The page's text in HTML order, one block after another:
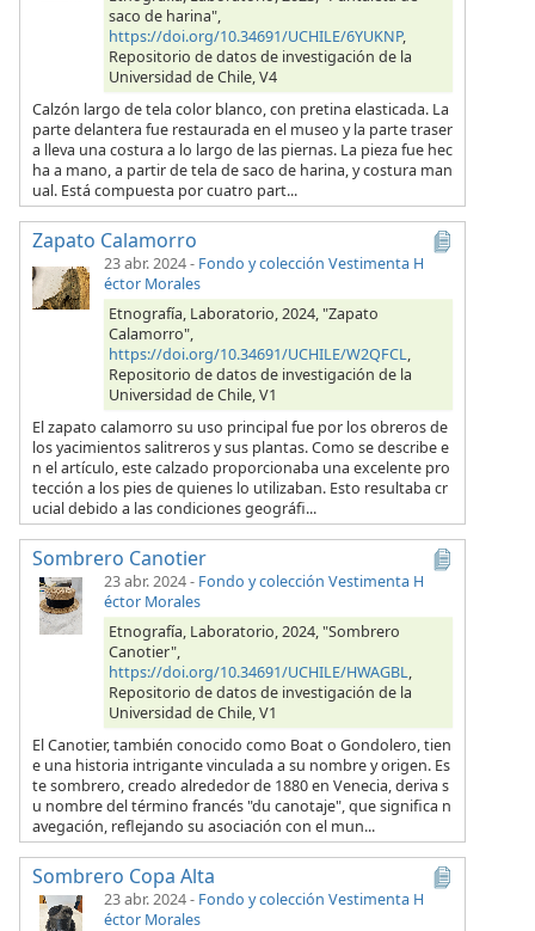
saco de harina",
https://doi.org/10.34691/UCHILE/6YUKNP,
Repositorio de datos de investigación de la
Universidad de Chile, V4
Calzón largo de tela color blanco, con pretina elasticada. La
parte delantera fue restaurada en el museo y la parte traser
a lleva una costura a lo largo de las piernas. La pieza fue hec
ha a mano, a partir de tela de saco de harina, y costura man
ual. Está compuesta por cuatro part...
Zapato Calamorro
23 abr. 2024- Fondo y colección Vestimenta H
éctor Morales
Etnografía, Laboratorio, 2024, "Zapato
Calamorro",
https://doi.org/10.34691/UCHILE/W2QFCL,
Repositorio de datos de investigación de la
Universidad de Chile, V1
El zapato calamorro su uso principal fue por los obreros de
los yacimientos salitreros y sus plantas. Como se describe e
n el artículo, este calzado proporcionaba una excelente pro
tección a los pies de quienes lo utilizaban. Esto resultaba cr
ucial debido a las condiciones geográfi...
Sombrero Canotier
23 abr. 2024- Fondo y colección Vestimenta H
éctor Morales
Etnografía, Laboratorio, 2024, "Sombrero
Canotier",
https://doi.org/10.34691/UCHILE/HWAGBL,
Repositorio de datos de investigación de la
Universidad de Chile, V1
El Canotier, también conocido como Boat o Gondolero, tien
e una historia intrigante vinculada a su nombre y origen. Es
te sombrero, creado alrededor de 1880 en Venecia, deriva s
u nombre del término francés "du canotaje", que significa n
avegación, reflejando su asociación con el mun...
Sombrero Copa Alta
23 abr. 2024- Fondo y colección Vestimenta H
éctor Morales